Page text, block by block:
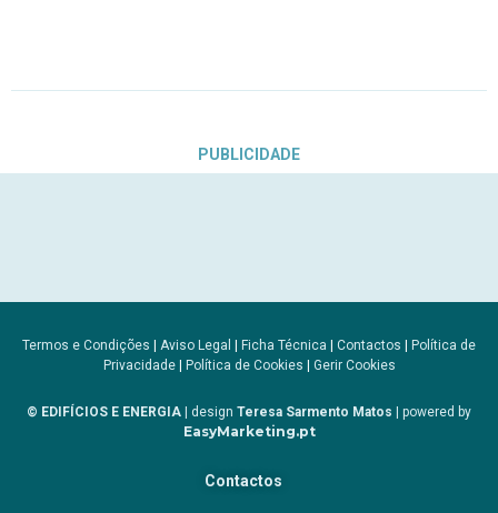
PUBLICIDADE
Termos e Condições | Aviso Legal | Ficha Técnica | Contactos | Política de
Privacidade| Política de Cookies | Gerir Cookies
© EDIFÍCIOS E ENERGIA | design Teresa Sarmento Matos | powered by
EasyMarketing.pt
Contactos